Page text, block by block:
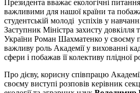
Президента вважає екологічні
важливими для нашої країни та
студентській молоді успіхів у
Заступник Міністра захисту довкілля
України Роман Шахматенко у своєму
важливу роль Академії у вихованні
сфери і побажав її колективу плідної
Про дієву, корисну співпрацю
своєму виступі розповів керівник